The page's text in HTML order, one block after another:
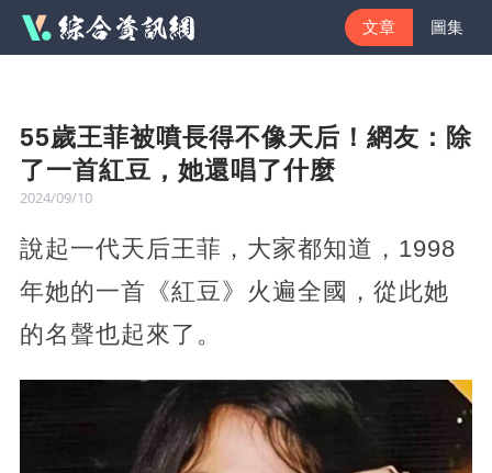
文章 圖集
55歲王菲被噴長得不像天后！網友：除
了一首紅豆，她還唱了什麼
2024/09/10
說起一代天后王菲，大家都知道，1998
年她的一首《紅豆》火遍全國，從此她
的名聲也起來了。